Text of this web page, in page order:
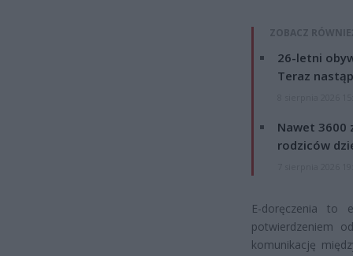
ZOBACZ
26-letni
Teraz
Nawet 3600
rodziców
E-doręczenia to
potwierdzeniem
komunikację